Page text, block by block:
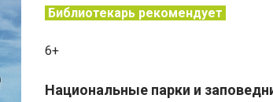
Библиотекарь рекомендует
6+
Национальные парки и